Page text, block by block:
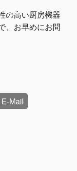
の高い厨房機器
、お早めにお問
E-Mail